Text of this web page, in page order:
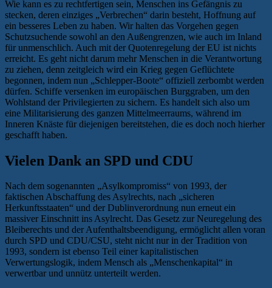
Wie kann es zu rechtfertigen sein, Menschen ins Gefängnis zu
stecken, deren einziges „Verbrechen“ darin besteht, Hoffnung auf
ein besseres Leben zu haben. Wir halten das Vorgehen gegen
Schutzsuchende sowohl an den Außengrenzen, wie auch im Inland
für unmenschlich. Auch mit der Quotenregelung der EU ist nichts
erreicht. Es geht nicht darum mehr Menschen in die Verantwortung
zu ziehen, denn zeitgleich wird ein Krieg gegen Geflüchtete
begonnen, indem nun „Schlepper-Boote“ offiziell zerbombt werden
dürfen. Schiffe versenken im europäischen Burggraben, um den
Wohlstand der Privilegierten zu sichern. Es handelt sich also um
eine Militarisierung des ganzen Mittelmeerraums, während im
Inneren Knäste für diejenigen bereitstehen, die es doch noch hierher
geschafft haben.
Vielen Dank an SPD und CDU
Nach dem sogenannten „Asylkompromiss“ von 1993, der
faktischen Abschaffung des Asylrechts, nach „sicheren
Herkunftsstaaten“ und der Dublinverordnung nun erneut ein
massiver Einschnitt ins Asylrecht. Das Gesetz zur Neuregelung des
Bleiberechts und der Aufenthaltsbeendigung, ermöglicht allen voran
durch SPD und CDU/CSU, steht nicht nur in der Tradition von
1993, sondern ist ebenso Teil einer kapitalistischen
Verwertungslogik, indem Mensch als „Menschenkapital“ in
verwertbar und unnütz unterteilt werden.